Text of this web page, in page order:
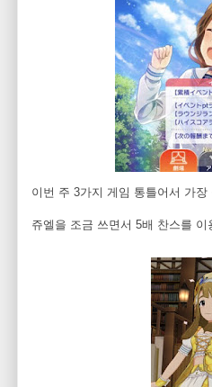
이번 주 3가지 게임 통틀어서 가
쥬엘을 조금 쓰면서 5배 찬스를